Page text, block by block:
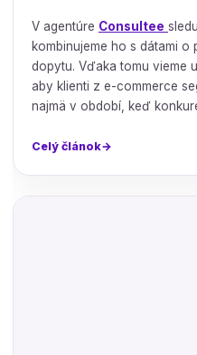
V agentúre Consultee
kombinujeme ho s dátami
dopytu. Vďaka tomu vieme
aby klienti z e-commerce
najmä v období, keď
Celý článok